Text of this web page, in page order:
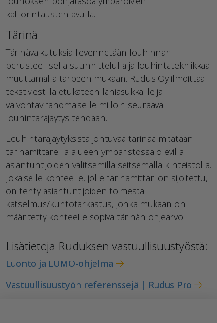
kalliorintausten avulla.
Tärinä
Tärinävaikutuksia lievennetään louhinnan
perusteellisella suunnittelulla ja louhintatekniikkaa
muuttamalla tarpeen mukaan. Rudus Oy ilmoittaa
tekstiviestillä etukäteen lähiasukkaille ja
valvontaviranomaiselle milloin seuraava
louhintaräjäytys tehdään.
Louhintaräjäytyksistä johtuvaa tärinää mitataan
tärinämittareilla alueen ympäristössä olevilla
asiantuntijoiden valitsemilla seitsemällä kiinteistöllä.
Jokaiselle kohteelle, jolle tärinämittari on sijoitettu,
on tehty asiantuntijoiden toimesta
katselmus/kuntotarkastus, jonka mukaan on
määritetty kohteelle sopiva tärinän ohjearvo.
Lisätietoja Ruduksen vastuullisuustyöstä:
Luonto ja LUMO-ohjelma
Vastuullisuustyön referenssejä | Rudus Pro